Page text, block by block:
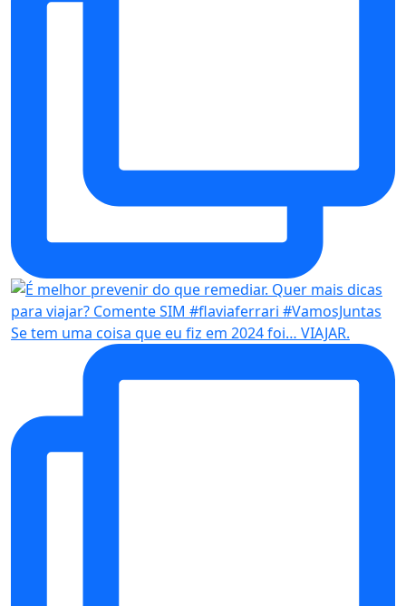
Se tem uma coisa que eu fiz em 2024 foi… VIAJAR.